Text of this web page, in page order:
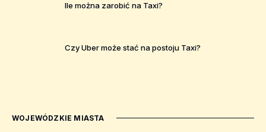
Ile można zarobić na Taxi?
Czy Uber może stać na postoju Taxi?
WOJEWÓDZKIE MIASTA